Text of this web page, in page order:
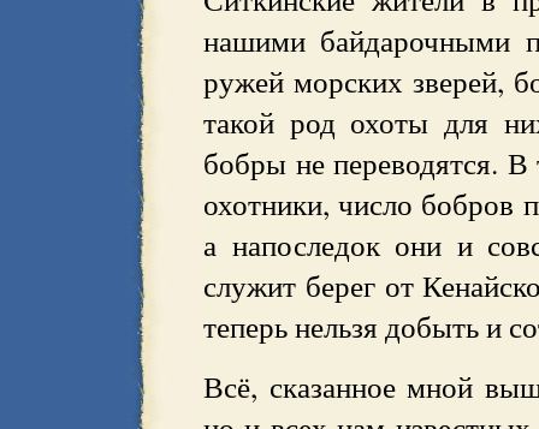
нашими байдарочными
ружей морских зверей,
такой род охоты для
бобры не переводятся.
охотники, число бобров
а напоследок они и
служит берег от
теперь нельзя добыть и
Всё, сказанное мной